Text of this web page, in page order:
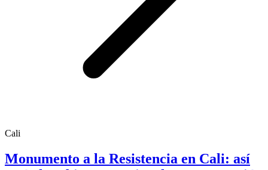
Cali
Monumento a la Resistencia en Cali: así